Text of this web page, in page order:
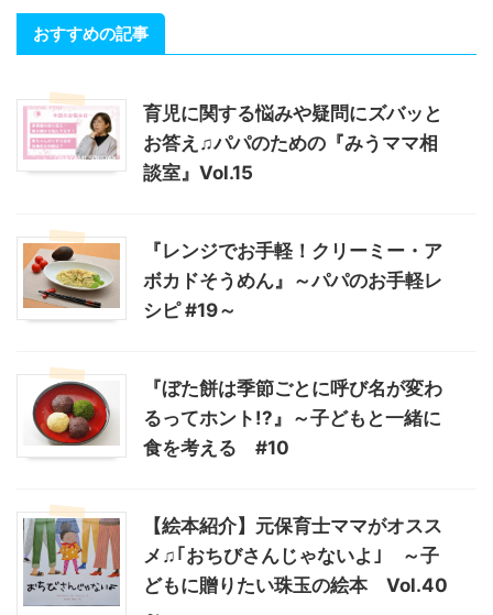
おすすめの記事
育児に関する悩みや疑問にズバッと
お答え♫パパのための『みうママ相
談室』Vol.15
『レンジでお手軽！クリーミー・ア
ボカドそうめん』～パパのお手軽レ
シピ #19～
『ぼた餅は季節ごとに呼び名が変わ
るってホント!?』～子どもと一緒に
食を考える #10
【絵本紹介】元保育士ママがオスス
メ♫｢おちびさんじゃないよ｣ ～子
どもに贈りたい珠玉の絵本 Vol.40